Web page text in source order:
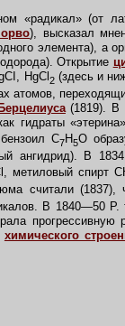
«радикал» (от
), высказал
элемента), а
Открытие
HgCl 2(здесь и
атомов,
(1819). В
гидраты
C7H5O
ангидрид). В
метиловый спирт
считали (1837),
В 1840—50
прогрессивную
химического